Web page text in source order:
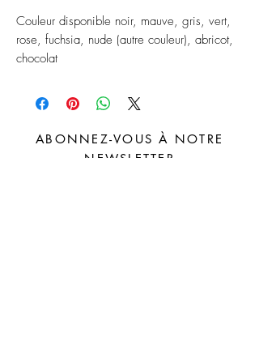
Couleur disponible noir, mauve, gris, vert,
rose, fuchsia, nude (autre couleur), abricot,
chocolat
ABONNEZ-VOUS À NOTRE
NEWSLETTER